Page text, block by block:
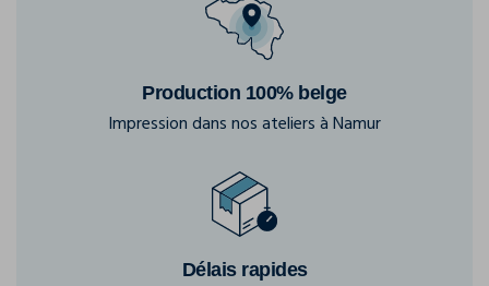
Production 100% belge
Impression dans nos ateliers à Namur
Délais rapides